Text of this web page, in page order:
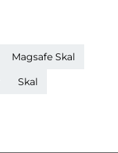
Magsafe Skal
Skal